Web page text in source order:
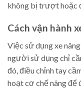
không bị trượt hoặc
Cách vận hành
Việc sử dụng xe
người sử dụng chỉ
đó, điều chỉnh tay
hoạt cơ chế nâng để